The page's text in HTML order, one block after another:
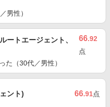
男性）
ートエージェント、
66.92
点
た（30代／男性）
ント) 66.91点